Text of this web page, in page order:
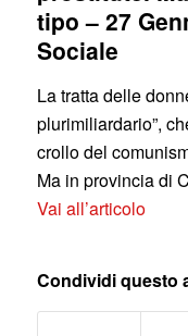
tipo – 27
Sociale
La tratta delle
plurimiliardario”,
crollo del
Ma in provincia di
Vai all’articolo
Condividi questo